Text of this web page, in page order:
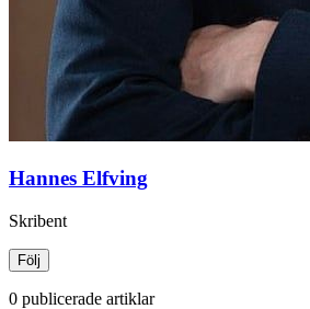
Hannes Elfving
Skribent
Följ
0 publicerade artiklar